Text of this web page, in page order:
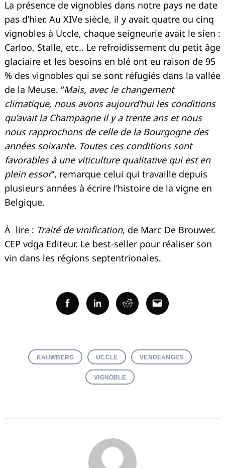
La présence de vignobles dans notre pays ne date
pas d’hier. Au XIVe siècle, il y avait quatre ou cinq
vignobles à Uccle, chaque seigneurie avait le sien :
Carloo, Stalle, etc.. Le refroidissement du petit âge
glaciaire et les besoins en blé ont eu raison de 95
% des vignobles qui se sont réfugiés dans la vallée
de la Meuse. “Mais, avec le changement
climatique, nous avons aujourd’hui les conditions
qu’avait la Champagne il y a trente ans et nous
nous rapprochons de celle de la Bourgogne des
années soixante. Toutes ces conditions sont
favorables à une viticulture qualitative qui est en
plein essor”, remarque celui qui travaille depuis
plusieurs années à écrire l’histoire de la vigne en
Belgique.
À lire : Traité de vinification, de Marc De Brouwer.
CEP vdga Editeur. Le best-seller pour réaliser son
vin dans les régions septentrionales.
FacebookLinkedinRedditEmail
KAUWBERG UCCLE VENDEANGES
VIGNOBLE